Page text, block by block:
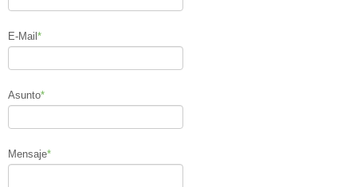
E-Mail *
Asunto*
Mensaje*